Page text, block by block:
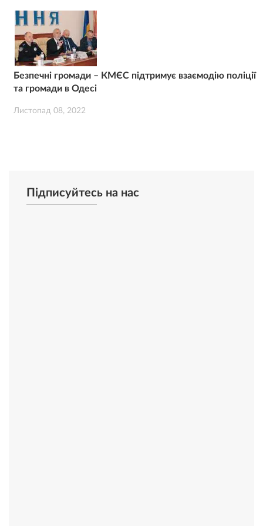
Безпечні громади – КМЄС підтримує взаємодію поліції
та громади в Одесі
Листопад 08, 2022
Підписуйтесь на нас